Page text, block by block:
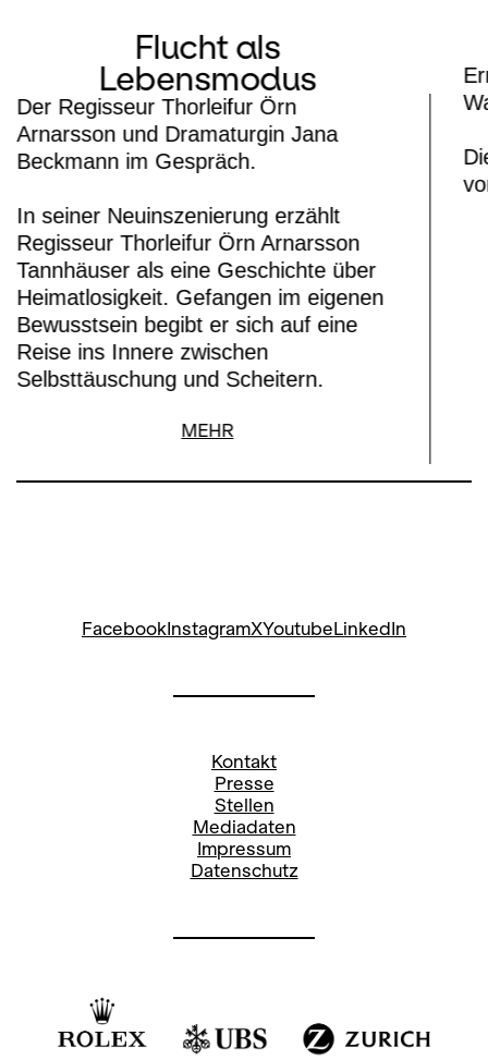
Flucht als
Lebensmodus
Der Regisseur Thorleifur Örn
Arnarsson und Dramaturgin Jana
Beckmann im Gespräch.
In seiner Neuinszenierung erzählt
Regisseur Thorleifur Örn Arnarsson
Tannhäuser als eine Geschichte über
Heimatlosigkeit. Gefangen im eigenen
Bewusstsein begibt er sich auf eine
Reise ins Innere zwischen
Selbsttäuschung und Scheitern.
MEHR
Facebook InstagramXYoutube LinkedIn
Kontakt
Presse
Stellen
Mediadaten
Impressum
Datenschutz